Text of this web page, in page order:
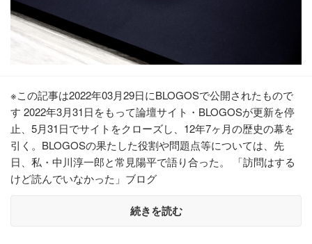
※この記事は2022年03月29日にBLOGOSで公開されたもので
す 2022年3月31日をもって論壇サイト・BLOGOSが更新を停
止、5月31日でサイトをクローズし、12年7ヶ月の歴史の幕を
引く。BLOGOSの果たした役割や問題点等については、先
日、私・中川淳一郎と常見陽平で語り合った。 「訪問はする
けど読んでいなかった」ブログ
続きを読む